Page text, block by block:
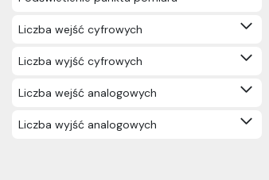
Liczba wejść cyfrowych
Liczba wyjść cyfrowych
Liczba wejść analogowych
Liczba wyjść analogowych